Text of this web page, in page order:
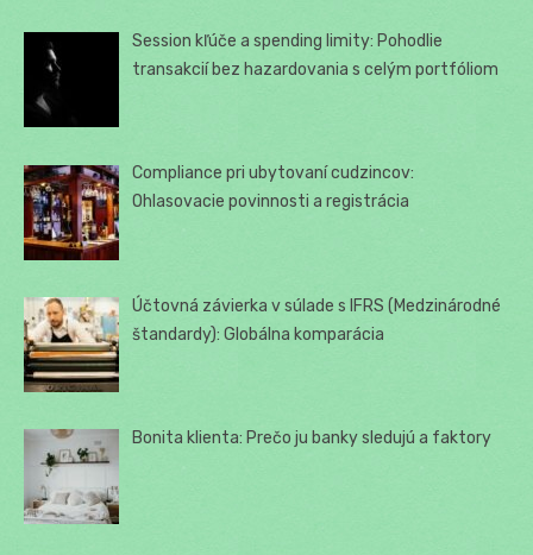
Session kľúče a spending limity: Pohodlie
transakcií bez hazardovania s celým portfóliom
Compliance pri ubytovaní cudzincov:
Ohlasovacie povinnosti a registrácia
Účtovná závierka v súlade s IFRS (Medzinárodné
štandardy): Globálna komparácia
Bonita klienta: Prečo ju banky sledujú a faktory